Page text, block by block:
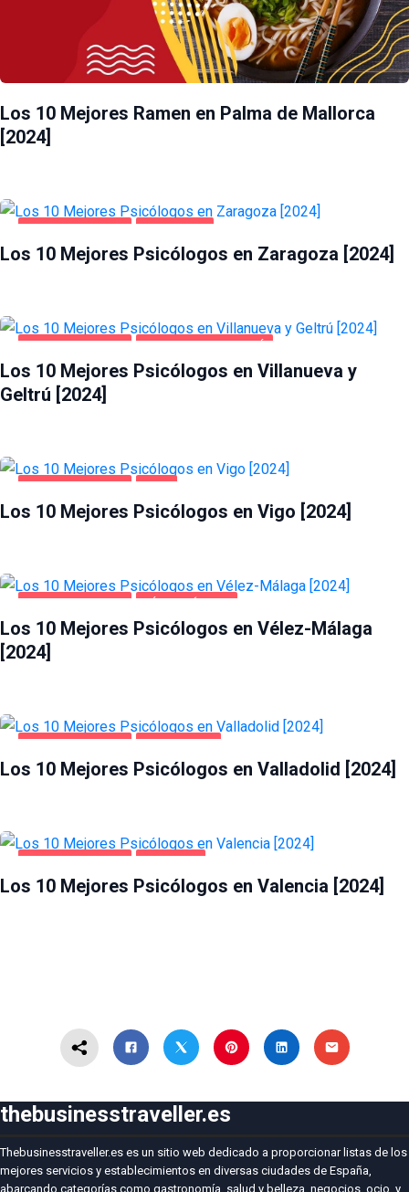
Los 10 Mejores Ramen en Palma de Mallorca
[2024]
Los 10 Mejores Psicólogos en Zaragoza [2024]
Los 10 Mejores Psicólogos en Villanueva y
Geltrú [2024]
Los 10 Mejores Psicólogos en Vigo [2024]
Los 10 Mejores Psicólogos en Vélez-Málaga
[2024]
Los 10 Mejores Psicólogos en Valladolid [2024]
Los 10 Mejores Psicólogos en Valencia [2024]
thebusinesstraveller.es
Thebusinesstraveller.es es un sitio web dedicado a proporcionar listas de los
mejores servicios y establecimientos en diversas ciudades de España,
abarcando categorías como gastronomía, salud y belleza, negocios, ocio, y